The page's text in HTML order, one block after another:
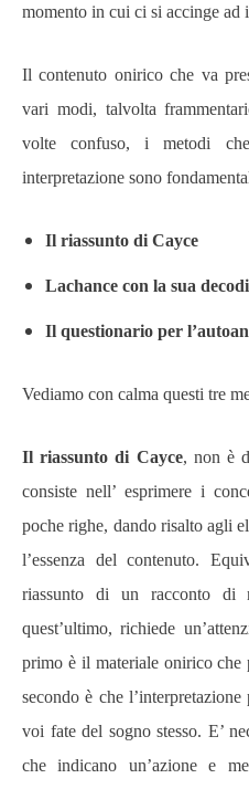
momento in cui ci si accinge ad
Il contenuto onirico che va
vari modi, talvolta
volte confuso, i metodi
interpretazione sono
Il riassunto di Cayce
Lachance con la sua
Il questionario per
Vediamo con calma questi tre
Il riassunto di Cayce, non è
consiste nell’ esprimere i
poche righe, dando risalto agli
l’essenza del contenuto.
riassunto di un racconto di
quest’ultimo, richiede
primo è il materiale onirico che
secondo è che
voi fate del sogno stesso. E’
che indicano un’azione e